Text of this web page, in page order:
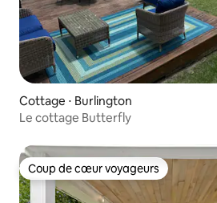
Cottage ⋅ Burlington
Le cottage Butterfly
Coup de cœur voyageurs
Coup de cœur voyageurs